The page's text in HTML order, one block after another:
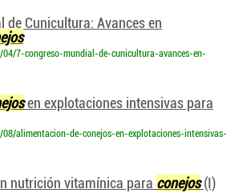
de Cunicultura: Avances en
7-congreso-mundial-de-cunicultura-avances-en-
en explotaciones intensivas para
alimentacion-de-conejos-en-explotaciones-intensivas-
nutrición vitamínica para conejos(I)